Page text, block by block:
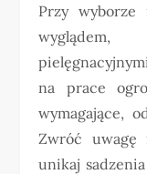
Przy
na prace
wymagające,
Zwróć uwagę
unikaj